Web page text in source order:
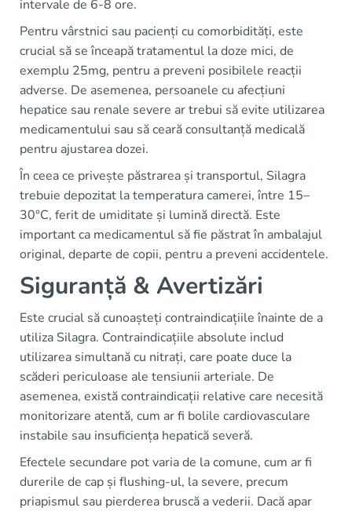
intervale de 6-8 ore.
Pentru vârstnici sau pacienți cu comorbidități, este
crucial să se înceapă tratamentul la doze mici, de
exemplu 25mg, pentru a preveni posibilele reacții
adverse. De asemenea, persoanele cu afecțiuni
hepatice sau renale severe ar trebui să evite utilizarea
medicamentului sau să ceară consultanță medicală
pentru ajustarea dozei.
În ceea ce privește păstrarea și transportul, Silagra
trebuie depozitat la temperatura camerei, între 15–
30°C, ferit de umiditate și lumină directă. Este
important ca medicamentul să fie păstrat în ambalajul
original, departe de copii, pentru a preveni accidentele.
Siguranță & Avertizări
Este crucial să cunoașteți contraindicațiile înainte de a
utiliza Silagra. Contraindicațiile absolute includ
utilizarea simultană cu nitrați, care poate duce la
scăderi periculoase ale tensiunii arteriale. De
asemenea, există contraindicații relative care necesită
monitorizare atentă, cum ar fi bolile cardiovasculare
instabile sau insuficiența hepatică severă.
Efectele secundare pot varia de la comune, cum ar fi
durerile de cap și flushing-ul, la severe, precum
priapismul sau pierderea bruscă a vederii. Dacă apar